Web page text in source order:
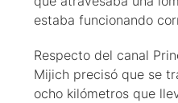
estaba funcionando
Respecto del canal
Mijich precisó que se
ocho kilómetros que